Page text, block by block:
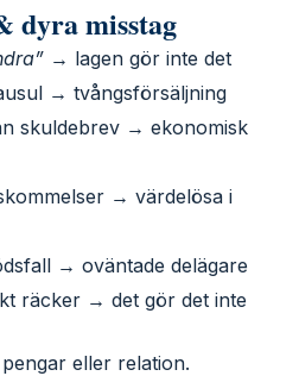
dyra misstag
→ lagen gör inte det
→ tvångsförsäljning
skuldebrev → ekonomisk
→ värdelösa i
→ oväntade delägare
räcker → det gör det inte
eller relation.